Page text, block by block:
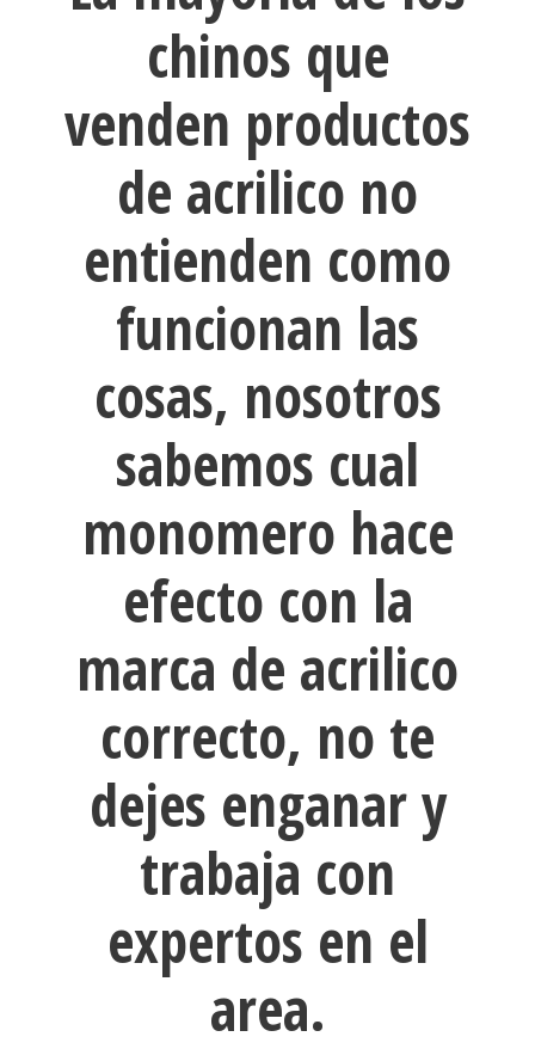
chinos que
venden productos
de acrilico no
entienden como
funcionan las
cosas, nosotros
sabemos cual
monomero hace
efecto con la
marca de acrilico
correcto, no te
dejes enganar y
trabaja con
expertos en el
area.